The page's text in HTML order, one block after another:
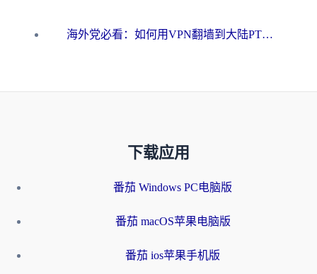
海外党必看：如何用VPN翻墙到大陆PTT？一篇解决你所有回国加速痛点
下载应用
番茄 Windows PC电脑版
番茄 macOS苹果电脑版
番茄 ios苹果手机版